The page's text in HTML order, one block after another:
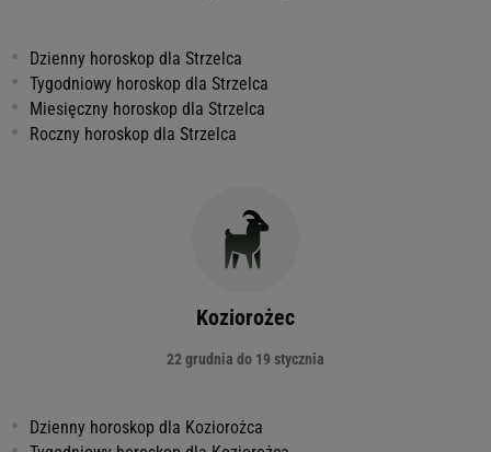
Dzienny horoskop dla Strzelca
Tygodniowy horoskop dla Strzelca
Miesięczny horoskop dla Strzelca
Roczny horoskop dla Strzelca
Koziorożec
22 grudnia do 19 stycznia
Dzienny horoskop dla Koziorożca